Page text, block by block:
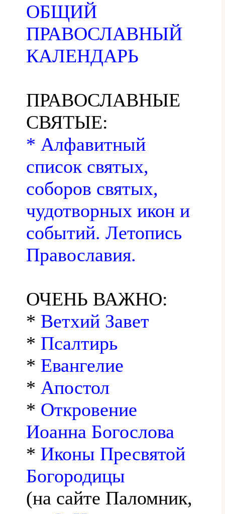
ОБЩИЙ
ПРАВОСЛАВНЫЙ
КАЛЕНДАРЬ
ПРАВОСЛАВНЫЕ
СВЯТЫЕ:
* Алфавитный
список святых,
соборов святых,
чудотворных икон и
событий. Летопись
Православия.
ОЧЕНЬ ВАЖНО:
* Ветхий Завет
* Псалтирь
* Евангелие
* Апостол
* Откровение
Иоанна Богослова
* Иконы Пресвятой
Богородицы
(на сайте Паломник,